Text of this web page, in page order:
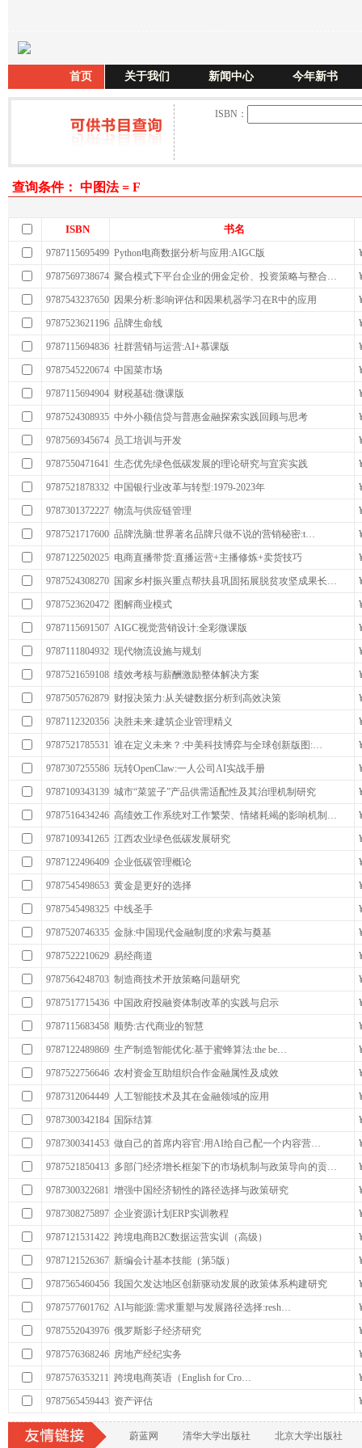
首页 关于我们 新闻中心 今年新书
ISBN：
查询条件： 中图法 = F
ISBN 书名
9787115695499 Python电商数据分析与应用:AIGC版
9787569738674 聚合模式下平台企业的佣金定价、投资策略与整合…
9787543237650 因果分析:影响评估和因果机器学习在R中的应用
9787523621196 品牌生命线
9787115694836 社群营销与运营:AI+慕课版
9787545220674 中国菜市场
9787115694904 财税基础:微课版
9787524308935 中外小额信贷与普惠金融探索实践回顾与思考
9787569345674 员工培训与开发
9787550471641 生态优先绿色低碳发展的理论研究与宜宾实践
9787521878332 中国银行业改革与转型:1979-2023年
9787301372227 物流与供应链管理
9787521717600 品牌洗脑:世界著名品牌只做不说的营销秘密:t…
9787122502025 电商直播带货:直播运营+主播修炼+卖货技巧
9787524308270 国家乡村振兴重点帮扶县巩固拓展脱贫攻坚成果长…
9787523620472 图解商业模式
9787115691507 AIGC视觉营销设计:全彩微课版
9787111804932 现代物流设施与规划
9787521659108 绩效考核与薪酬激励整体解决方案
9787505762879 财报决策力:从关键数据分析到高效决策
9787112320356 决胜未来:建筑企业管理精义
9787521785531 谁在定义未来？:中美科技博弈与全球创新版图:…
9787307255586 玩转OpenClaw:一人公司AI实战手册
9787109343139 城市“菜篮子”产品供需适配性及其治理机制研究
9787516434246 高绩效工作系统对工作繁荣、情绪耗竭的影响机制…
9787109341265 江西农业绿色低碳发展研究
9787122496409 企业低碳管理概论
9787545498653 黄金是更好的选择
9787545498325 中线圣手
9787520746335 金脉:中国现代金融制度的求索与奠基
9787522210629 易经商道
9787564248703 制造商技术开放策略问题研究
9787517715436 中国政府投融资体制改革的实践与启示
9787115683458 顺势:古代商业的智慧
9787122489869 生产制造智能优化:基于蜜蜂算法:the be…
9787522756646 农村资金互助组织合作金融属性及成效
9787312064449 人工智能技术及其在金融领域的应用
9787300342184 国际结算
9787300341453 做自己的首席内容官:用AI给自己配一个内容营…
9787521850413 多部门经济增长框架下的市场机制与政策导向的贡…
9787300322681 增强中国经济韧性的路径选择与政策研究
9787308275897 企业资源计划ERP实训教程
9787121531422 跨境电商B2C数据运营实训（高级）
9787121526367 新编会计基本技能（第5版）
9787565460456 我国欠发达地区创新驱动发展的政策体系构建研究
9787577601762 AI与能源:需求重塑与发展路径选择:resh…
9787552043976 俄罗斯影子经济研究
9787576368246 房地产经纪实务
9787576353211 跨境电商英语（English for Cro…
9787565459443 资产评估
蔚蓝网 清华大学出版社 北京大学出版社